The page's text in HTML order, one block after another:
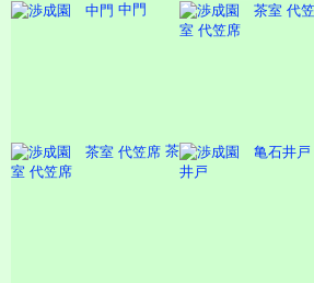
中門
室 代笠席
茶
室 代笠席
井戸